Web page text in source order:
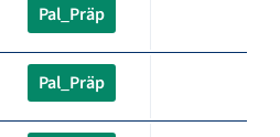
Pal_Präp
Pal_Präp